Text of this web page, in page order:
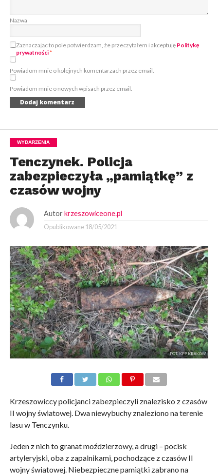
Nazwa
Zaznaczając to pole potwierdzam, że przeczytałem i akceptuję Politykę
prywatności*
Powiadom mnie o kolejnych komentarzach przez email.
Powiadom mnie o nowych wpisach przez email.
WYDARZENIA
Tenczynek. Policja
zabezpieczyła „pamiątkę” z
czasów wojny
Autor krzeszowiceone.pl
Opublikowane 18/05/2021
FOT. KPP KRAKÓW
Krzeszowiccy policjanci zabezpieczyli znalezisko z czasów
II wojny światowej. Dwa niewybuchy znaleziono na terenie
lasu w Tenczynku.
Jeden z nich to granat moździerzowy, a drugi – pocisk
artyleryjski, oba z zapalnikami, pochodzące z czasów II
wojny światowej. Niebezpieczne pamiątki zabrano na